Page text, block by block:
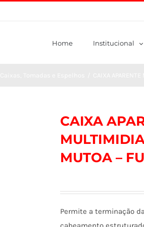
Home Institucional
CAIXA
MUTOA –
Permite a terminação